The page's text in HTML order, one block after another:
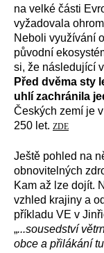
na velké části
vyžadovala
Neboli využívání
původní
si, že následující
Před dvěma sty
uhlí zachránila
Českých zemí je
250 let. ZDE
Ještě pohled na
obnovitelných
Kam až lze dojít.
vzhled krajiny a
příkladu VE v
„...sousedství
obce a přilákání